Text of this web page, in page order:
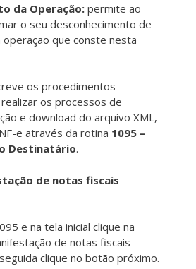
da Operação: permite ao
o seu desconhecimento de
que conste nesta
os procedimentos
os processos de
e download do arquivo XML,
e através da rotina 1095 –
Destinatário.
de notas fiscais
e na tela inicial clique na
de notas fiscais
clique no botão próximo.